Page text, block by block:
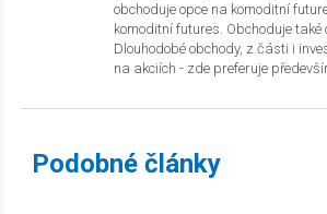
obchoduje opce na komoditní
komoditní futures. Obchoduje také
Dlouhodobé obchody, z části i
na akciích - zde preferuje
Podobné články